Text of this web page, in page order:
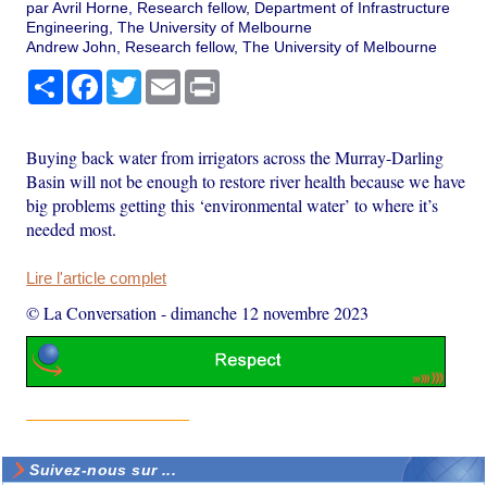
par Avril Horne, Research fellow, Department of Infrastructure
Engineering, The University of Melbourne
Andrew John, Research fellow, The University of Melbourne
PartagerFacebook
TwitterEmail
Buying back water from irrigators across the Murray-Darling
Basin will not be enough to restore river health because we have
big problems getting this ‘environmental water’ to where it’s
needed most.
Lire l'article complet
© La Conversation -dimanche 12 novembre 2023
Suivez-nous sur ...